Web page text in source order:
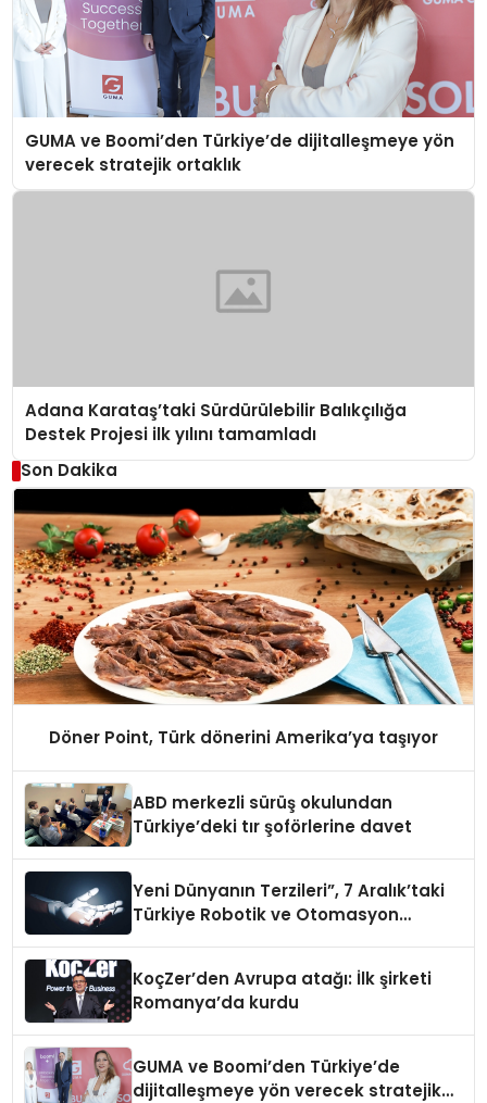
GUMA ve Boomi’den Türkiye’de dijitalleşmeye yön
verecek stratejik ortaklık
Adana Karataş’taki Sürdürülebilir Balıkçılığa
Destek Projesi ilk yılını tamamladı
Son Dakika
Döner Point, Türk dönerini Amerika’ya taşıyor
ABD merkezli sürüş okulundan
Türkiye’deki tır şoförlerine davet
Yeni Dünyanın Terzileri”, 7 Aralık’taki
Türkiye Robotik ve Otomasyon
KoçZer’den Avrupa atağı: İlk şirketi
Romanya’da kurdu
GUMA ve Boomi’den Türkiye’de
dijitalleşmeye yön verecek stratejik